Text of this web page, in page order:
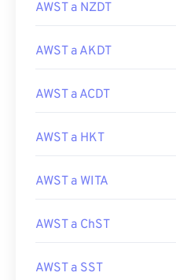
AWST a NZDT
AWST a AKDT
AWST a ACDT
AWST a HKT
AWST a WITA
AWST a ChST
AWST a SST